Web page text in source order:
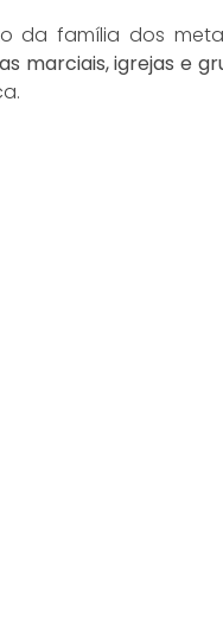
da família dos
marciais, igrejas e